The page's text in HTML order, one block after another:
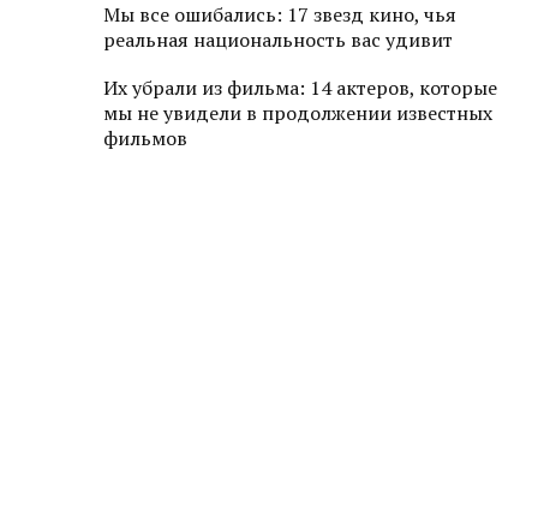
Мы все ошибались: 17 звезд кино, чья
реальная национальность вас удивит
Их убрали из фильма: 14 актеров, которые
мы не увидели в продолжении известных
фильмов